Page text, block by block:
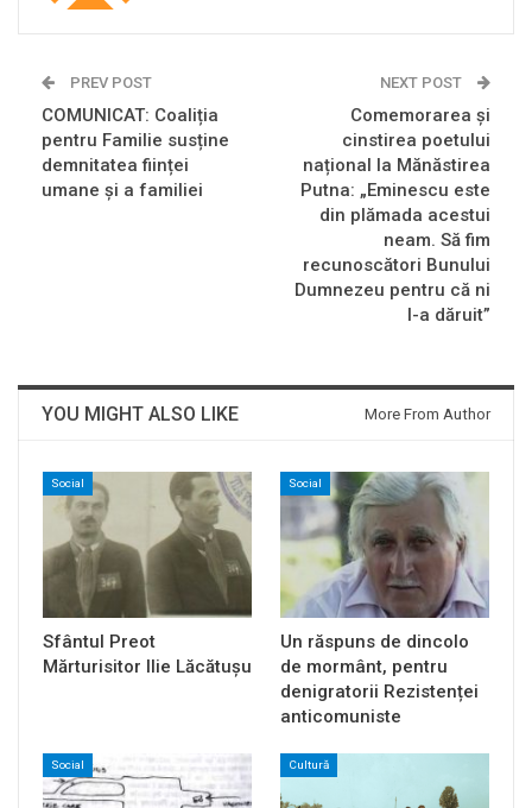
PREV POST
COMUNICAT: Coaliția
pentru Familie susține
demnitatea ființei
umane și a familiei
NEXT POST
Comemorarea și
cinstirea poetului
național la Mănăstirea
Putna: „Eminescu este
din plămada acestui
neam. Să fim
recunoscători Bunului
Dumnezeu pentru că ni
l-a dăruit”
YOU MIGHT ALSO LIKE More From Author
Social
Sfântul Preot
Mărturisitor Ilie Lăcătușu
Social
Un răspuns de dincolo
de mormânt, pentru
denigratorii Rezistenței
anticomuniste
Social Cultură